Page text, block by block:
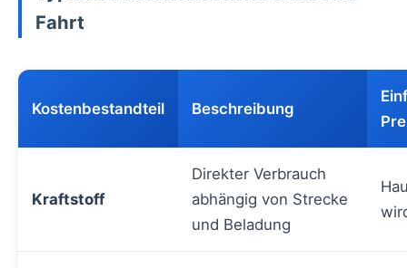
Fahrt
Kostenbestandteil Beschreibung
Kraftstoff
Direkter Verbrauch
abhängig von Strecke
und Beladung